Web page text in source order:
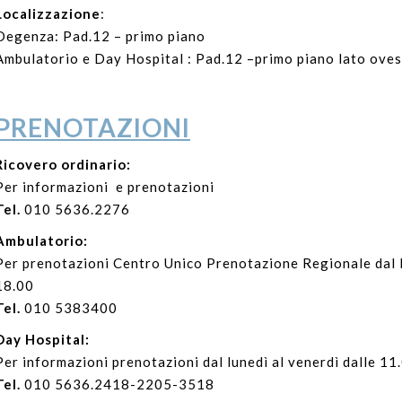
:
Pad.12 – primo piano
e Day Hospital : Pad.12 –primo piano lato
ordinario:
informazioni e prenotazioni
010 5636.2276
prenotazioni Centro Unico Prenotazione Regionale
010 5383400
Hospital:
informazioni prenotazioni dal lunedì al venerdì dalle
010 5636.2418-2205-3518